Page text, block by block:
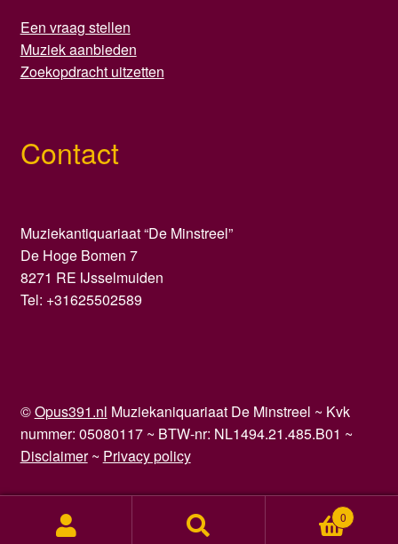
Een vraag stellen
Muziek aanbieden
Zoekopdracht uitzetten
Contact
Muziekantiquariaat “De Minstreel”
De Hoge Bomen 7
8271 RE IJsselmuiden
Tel: +31625502589
©Opus391.nl Muziekaniquariaat De Minstreel ~ Kvk
nummer: 05080117 ~ BTW-nr: NL1494.21.485.B01 ~
Disclaimer~ Privacy policy
Zoeken
0